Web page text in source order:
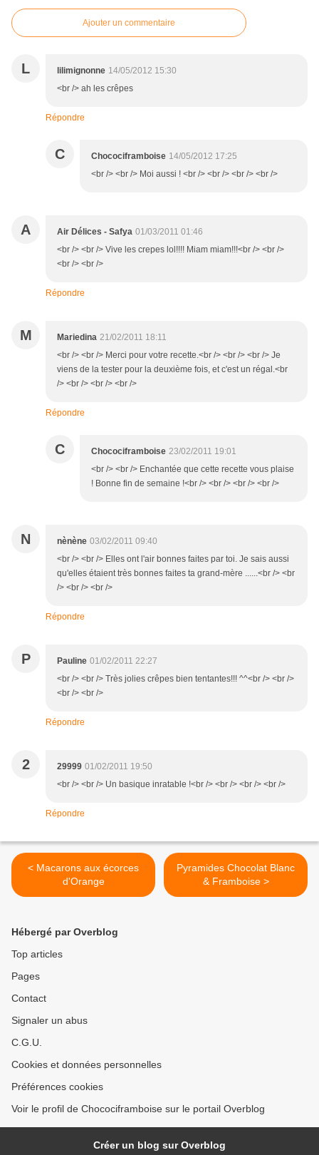
Ajouter un commentaire
L lilimignonne 14/05/2012 15:30
<br /> ah les crêpes
Répondre
C Chocociframboise 14/05/2012 17:25
<br /> <br /> Moi aussi ! <br /> <br /> <br /> <br />
A Air Délices - Safya 01/03/2011 01:46
<br /> <br /> Vive les crepes lol!!!! Miam miam!!!<br /> <br />
<br /> <br />
Répondre
M Mariedina 21/02/2011 18:11
<br /> <br /> Merci pour votre recette.<br /> <br /> <br /> Je
viens de la tester pour la deuxième fois, et c'est un régal.<br
/> <br /> <br /> <br />
Répondre
C Chocociframboise 23/02/2011 19:01
<br /> <br /> Enchantée que cette recette vous plaise
! Bonne fin de semaine !<br /> <br /> <br /> <br />
N nènène 03/02/2011 09:40
<br /> <br /> Elles ont l'air bonnes faites par toi. Je sais aussi
qu'elles étaient très bonnes faites ta grand-mère ......<br /> <br
/> <br /> <br />
Répondre
P Pauline 01/02/2011 22:27
<br /> <br /> Très jolies crêpes bien tentantes!!! ^^<br /> <br />
<br /> <br />
Répondre
2 29999 01/02/2011 19:50
<br /> <br /> Un basique inratable !<br /> <br /> <br /> <br />
Répondre
< Macarons aux écorces
d'Orange
Pyramides Chocolat Blanc
& Framboise >
Hébergé par Overblog
Top articles
Pages
Contact
Signaler un abus
C.G.U.
Cookies et données personnelles
Préférences cookies
Voir le profil de Chocociframboise sur le portail Overblog
Créer un blog sur Overblog